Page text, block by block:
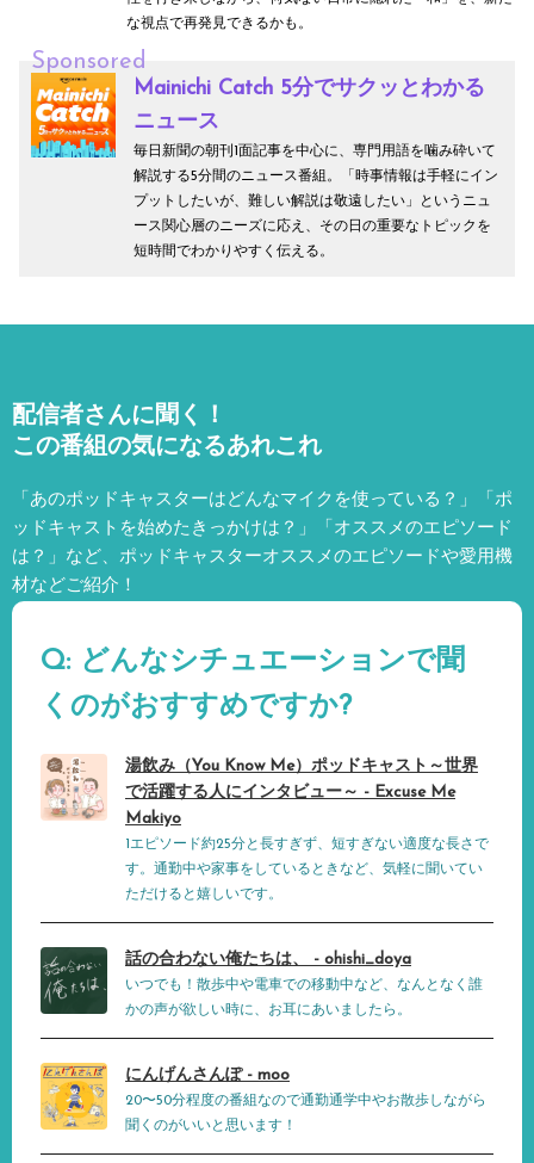
な視点で再発見できるかも。
Sponsored
Mainichi Catch 5分でサクッとわかる
ニュース
毎日新聞の朝刊1面記事を中心に、専門用語を噛み砕いて
解説する5分間のニュース番組。「時事情報は手軽にイン
プットしたいが、難しい解説は敬遠したい」というニュ
ース関心層のニーズに応え、その日の重要なトピックを
短時間でわかりやすく伝える。
配信者さんに聞く！
この番組の気になるあれこれ
「あのポッドキャスターはどんなマイクを使っている？」「ポ
ッドキャストを始めたきっかけは？」「オススメのエピソード
は？」など、 ポッドキャスターオススメのエピソードや愛用機
材などご紹介！
Q: どんなシチュエーションで聞
くのがおすすめですか?
湯飲み（You Know Me）ポッドキャスト～世界
で活躍する人にインタビュー～ - Excuse Me
Makiyo
1エピソード約25分と長すぎず、短すぎない適度な長さで
す。通勤中や家事をしているときなど、気軽に聞いてい
ただけると嬉しいです。
話の合わない俺たちは、 - ohishi_doya
いつでも！散歩中や電車での移動中など、なんとなく誰
かの声が欲しい時に、お耳にあいましたら。
にんげんさんぽ - moo
20〜50分程度の番組なので通勤通学中やお散歩しながら
聞くのがいいと思います！